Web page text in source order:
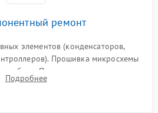
ремонт
элементов (конденсаторов,
Прошивка микросхемы
сбоях. При поломке подсветки —
выгоревших светодиодов.
Подробнее